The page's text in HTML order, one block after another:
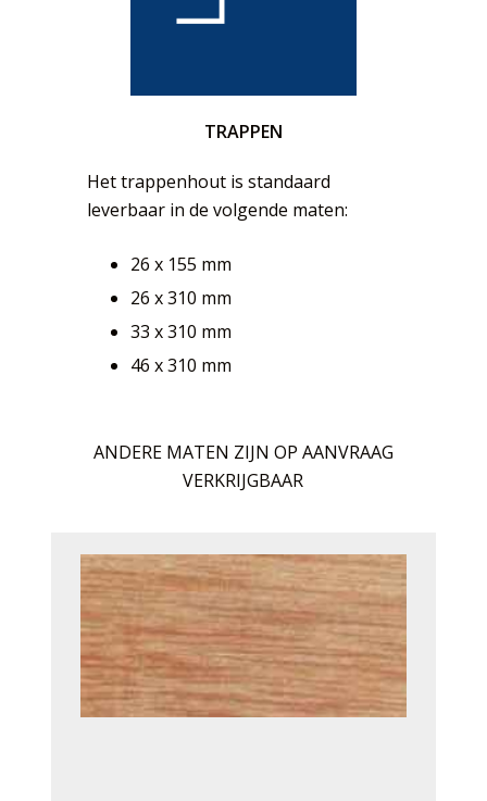
TRAPPEN
Het trappenhout is standaard
leverbaar in de volgende maten:
26 x 155 mm
26 x 310 mm
33 x 310 mm
46 x 310 mm
ANDERE MATEN ZIJN OP AANVRAAG
VERKRIJGBAAR